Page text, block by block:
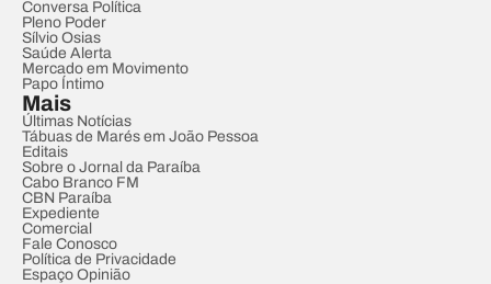
Conversa Política
Pleno Poder
Sílvio Osias
Saúde Alerta
Mercado em Movimento
Papo Íntimo
Mais
Últimas Notícias
Tábuas de Marés em João Pessoa
Editais
Sobre o Jornal da Paraíba
Cabo Branco FM
CBN Paraíba
Expediente
Comercial
Fale Conosco
Política de Privacidade
Espaço Opinião